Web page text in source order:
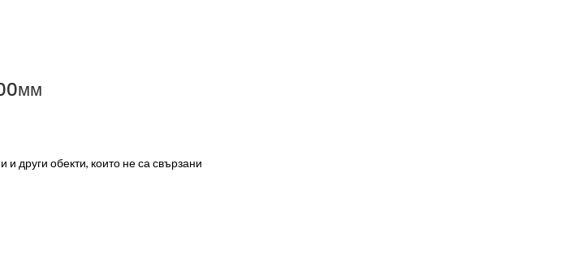
други обекти, които не са свързани